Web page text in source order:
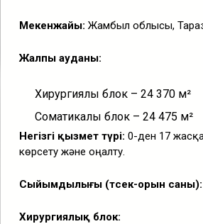
Мекенжайы: Жамбыл облысы,
Жалпы ауданы:
Хирургиялық блок – 24 370 м²
Соматикалық блок – 24 475 м²
Негізгі қызмет түрі: 0-ден 17
көрсету және оңалту.
Сыйымдылығы (төсек-орын саны):
Хирургиялық блок: